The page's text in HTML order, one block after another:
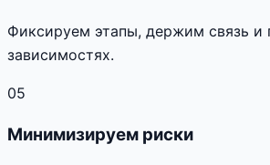
Фиксируем этапы, держим связь и
зависимостях.
05
Минимизируем риски